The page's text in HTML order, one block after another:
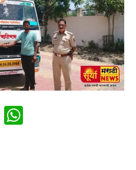
Telegram